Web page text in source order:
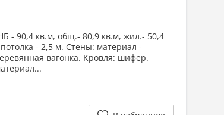
- 90,4 кв.м, общ.- 80,9 кв.м, жил.- 50,4
- 2,5 м. Стены: материал -
вагонка. Кровля: шифер.